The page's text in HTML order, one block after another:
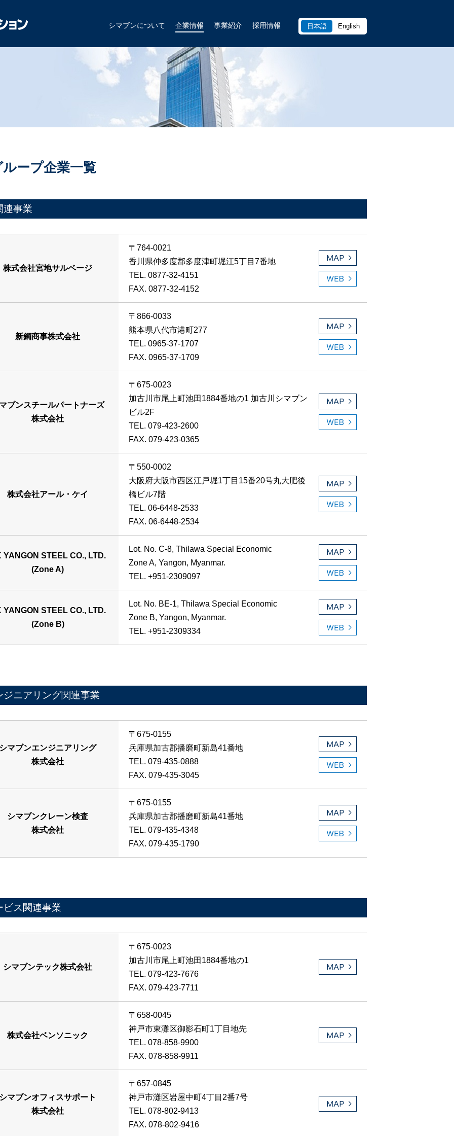
シマブンについて 企業情報 事業紹介 採用情報 日本語 English
ープ企業一覧
連事業
株式会社宮地サルベージ
〒764-0021
香川県仲多度郡多度津町堀江5丁目7番地
TEL. 0877-32-4151
FAX. 0877-32-4152
新鋼商事株式会社
〒866-0033
熊本県八代市港町277
TEL. 0965-37-1707
FAX. 0965-37-1709
ブンスチールパートナーズ
株式会社
〒675-0023
加古川市尾上町池田1884番地の1 加古川シマブン
ビル2F
TEL. 079-423-2600
FAX. 079-423-0365
株式会社アール・ケイ
〒550-0002
大阪府大阪市西区江戸堀1丁目15番20号丸大肥後
橋ビル7階
TEL. 06-6448-2533
FAX. 06-6448-2534
YANGON STEEL CO., LTD.
(Zone A)
Lot. No. C-8, Thilawa Special Economic
Zone A, Yangon, Myanmar.
TEL. +951-2309097
YANGON STEEL CO., LTD.
(Zone B)
Lot. No. BE-1, Thilawa Special Economic
Zone B, Yangon, Myanmar.
TEL. +951-2309334
ジニアリング関連事業
マブンエンジニアリング
株式会社
〒675-0155
兵庫県加古郡播磨町新島41番地
TEL. 079-435-0888
FAX. 079-435-3045
シマブンクレーン検査
株式会社
〒675-0155
兵庫県加古郡播磨町新島41番地
TEL. 079-435-4348
FAX. 079-435-1790
ビス関連事業
シマブンテック株式会社
〒675-0023
加古川市尾上町池田1884番地の1
TEL. 079-423-7676
FAX. 079-423-7711
株式会社ベンソニック
〒658-0045
神戸市東灘区御影石町1丁目地先
TEL. 078-858-9900
FAX. 078-858-9911
マブンオフィスサポート
株式会社
〒657-0845
神戸市灘区岩屋中町4丁目2番7号
TEL. 078-802-9413
FAX. 078-802-9416